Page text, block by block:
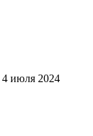
4 июля 2024